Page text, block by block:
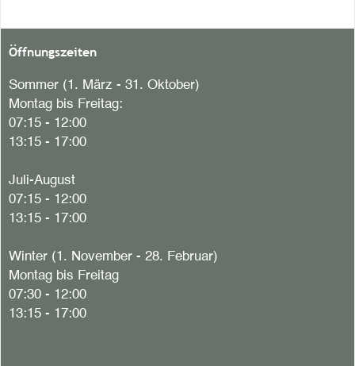
Öffnungszeiten
Sommer (1. März - 31. Oktober)
Montag bis Freitag:
07:15 - 12:00
13:15 - 17:00
Juli-August
07:15 - 12:00
13:15 - 17:00
Winter (1. November - 28. Februar)
Montag bis Freitag
07:30 - 12:00
13:15 - 17:00